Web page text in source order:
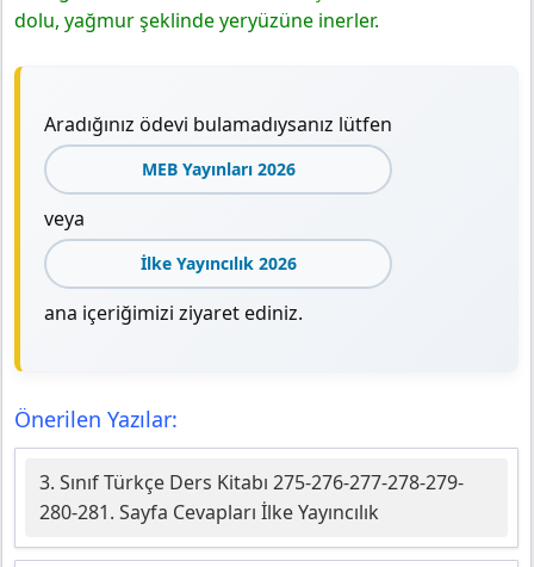
dolu, yağmur şeklinde yeryüzüne inerler.
Aradığınız ödevi bulamadıysanız lütfen
MEB Yayınları 2026
veya
İlke Yayıncılık 2026
ana içeriğimizi ziyaret ediniz.
Önerilen Yazılar:
3. Sınıf Türkçe Ders Kitabı 275-276-277-278-279-
280-281. Sayfa Cevapları İlke Yayıncılık